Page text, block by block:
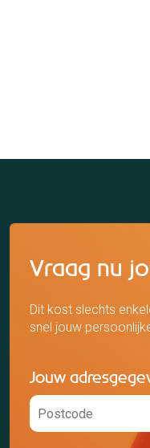
Vraag nu
Dit kost slechts
snel jouw
Jouw